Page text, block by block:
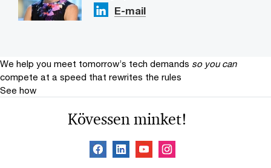
E-mail
We help you meet tomorrow’s tech demands so you can
compete at a speed that rewrites the rules
See how
Kövessen minket!